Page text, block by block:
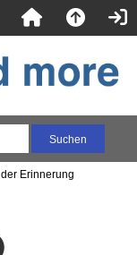
Erinnerung